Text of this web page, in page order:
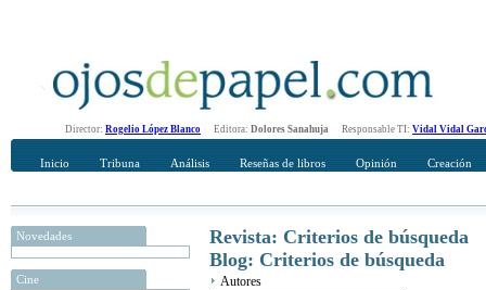
Director: Rogelio López Blanco Editora: Dolores Sanahuja Responsable TI: Vidal Vidal
Inicio Tribuna Análisis Reseñas de libros Opinión Creación
Novedades
Cine
Revista: Criterios de búsqueda
Blog: Criterios de búsqueda
Autores